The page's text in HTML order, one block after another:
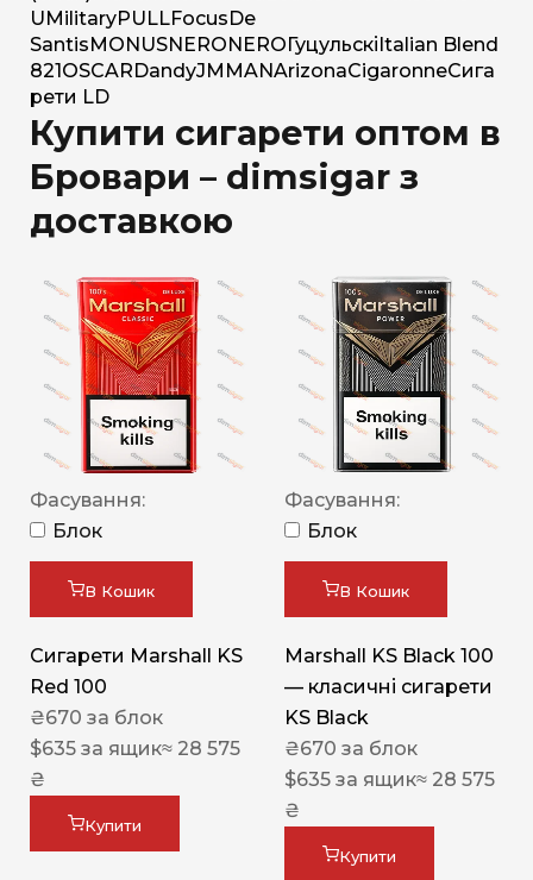
U MilitaryPULLFocus De
Santis MONUSNERO NERO Гуцульскі Italian Blend
821 OSCAR DandyJM MANArizonaCigaronneСига
рети LD
Купити сигарети оптом в
Бровари – dimsigar з
доставкою
Фасування:
Блок
В Кошик
Сигарети Marshall KS
Red 100
₴670 за блок
$635 за ящик≈ 28 575
₴
Купити
Фасування:
Блок
В Кошик
Marshall KS Black 100
— класичні сигарети
KS Black
₴670 за блок
$635 за ящик≈ 28 575
₴
Купити